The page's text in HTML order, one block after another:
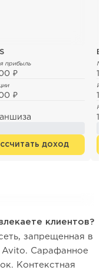
прибыль
₽
₽
доход
клиентов?
запрещенная в
Сарафанное
Контекстная